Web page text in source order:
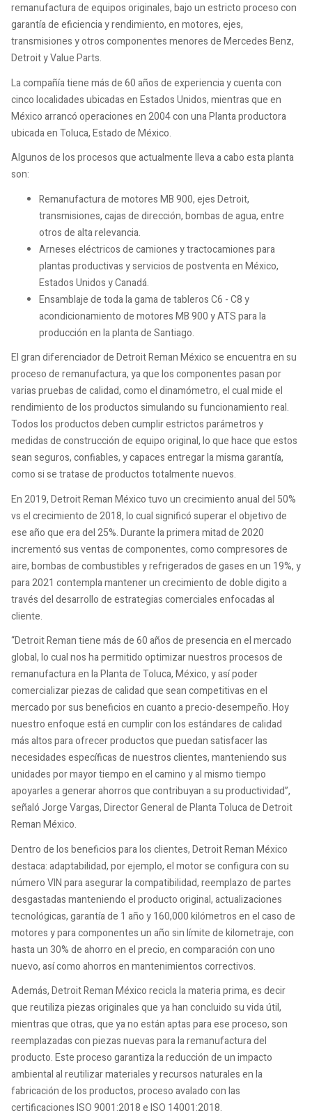
remanufactura de equipos originales, bajo un estricto proceso con
garantía de eficiencia y rendimiento, en motores, ejes,
transmisiones y otros componentes menores de Mercedes Benz,
Detroit y Value Parts.
La compañía tiene más de 60 años de experiencia y cuenta con
cinco localidades ubicadas en Estados Unidos, mientras que en
México arrancó operaciones en 2004 con una Planta productora
ubicada en Toluca, Estado de México.
Algunos de los procesos que actualmente lleva a cabo esta planta
son:
Remanufactura de motores MB 900, ejes Detroit,
transmisiones, cajas de dirección, bombas de agua, entre
otros de alta relevancia.
Arneses eléctricos de camiones y tractocamiones para
plantas productivas y servicios de postventa en México,
Estados Unidos y Canadá.
Ensamblaje de toda la gama de tableros C6 - C8 y
acondicionamiento de motores MB 900 y ATS para la
producción en la planta de Santiago.
El gran diferenciador de Detroit Reman México se encuentra en su
proceso de remanufactura, ya que los componentes pasan por
varias pruebas de calidad, como el dinamómetro, el cual mide el
rendimiento de los productos simulando su funcionamiento real.
Todos los productos deben cumplir estrictos parámetros y
medidas de construcción de equipo original, lo que hace que estos
sean seguros, confiables, y capaces entregar la misma garantía,
como si se tratase de productos totalmente nuevos.
En 2019, Detroit Reman México tuvo un crecimiento anual del 50%
vs el crecimiento de 2018, lo cual significó superar el objetivo de
ese año que era del 25%. Durante la primera mitad de 2020
incrementó sus ventas de componentes, como compresores de
aire, bombas de combustibles y refrigerados de gases en un 19%, y
para 2021 contempla mantener un crecimiento de doble digito a
través del desarrollo de estrategias comerciales enfocadas al
cliente.
“Detroit Reman tiene más de 60 años de presencia en el mercado
global, lo cual nos ha permitido optimizar nuestros procesos de
remanufactura en la Planta de Toluca, México, y así poder
comercializar piezas de calidad que sean competitivas en el
mercado por sus beneficios en cuanto a precio-desempeño. Hoy
nuestro enfoque está en cumplir con los estándares de calidad
más altos para ofrecer productos que puedan satisfacer las
necesidades específicas de nuestros clientes, manteniendo sus
unidades por mayor tiempo en el camino y al mismo tiempo
apoyarles a generar ahorros que contribuyan a su productividad”,
señaló Jorge Vargas, Director General de Planta Toluca de Detroit
Reman México.
Dentro de los beneficios para los clientes, Detroit Reman México
destaca: adaptabilidad, por ejemplo, el motor se configura con su
número VIN para asegurar la compatibilidad, reemplazo de partes
desgastadas manteniendo el producto original, actualizaciones
tecnológicas, garantía de 1 año y 160,000 kilómetros en el caso de
motores y para componentes un año sin límite de kilometraje, con
hasta un 30% de ahorro en el precio, en comparación con uno
nuevo, así como ahorros en mantenimientos correctivos.
Además, Detroit Reman México recicla la materia prima, es decir
que reutiliza piezas originales que ya han concluido su vida útil,
mientras que otras, que ya no están aptas para ese proceso, son
reemplazadas con piezas nuevas para la remanufactura del
producto. Este proceso garantiza la reducción de un impacto
ambiental al reutilizar materiales y recursos naturales en la
fabricación de los productos, proceso avalado con las
certificaciones ISO 9001:2018 e ISO 14001:2018.